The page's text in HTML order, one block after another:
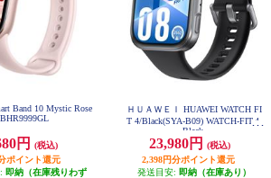
Band 10 Mystic Rose
BHR9999GL
円
(税込)
ポイント還元
即納（在庫残りわず
ＨＵＡＷＥＩ HUAWEI WATCH FI
T 4/Black(SYA-B09) WATCH-FIT-4-
Black
23,980円
(税込)
2,398円分ポイント還元
発送目安: 即納（在庫あり）